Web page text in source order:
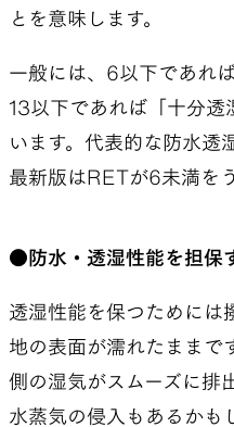
とを意味します。
一般には、6以下であれ
13以下であれば「十分透
います。代表的な防水透
最新版はRETが6未満を
●防水・透湿性能を担保
透湿性能を保つためには
地の表面が濡れたままで
側の湿気がスムーズに排
水蒸気の侵入もあるかも